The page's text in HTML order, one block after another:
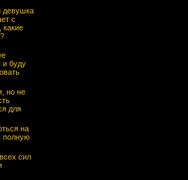
девушка
с
какие
и буду
но не
для
на
полную
сил